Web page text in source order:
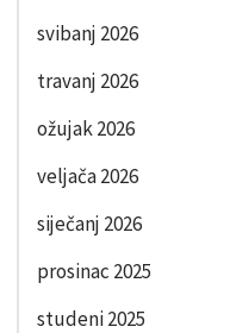
svibanj 2026
travanj 2026
ožujak 2026
veljača 2026
siječanj 2026
prosinac 2025
studeni 2025